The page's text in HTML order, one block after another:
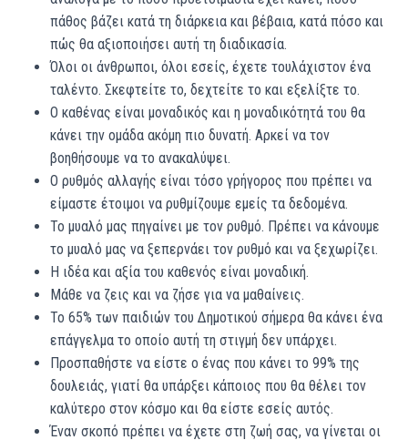
πάθος βάζει κατά τη διάρκεια και βέβαια, κατά πόσο και
πώς θα αξιοποιήσει αυτή τη διαδικασία.
Όλοι οι άνθρωποι, όλοι εσείς, έχετε τουλάχιστον ένα
ταλέντο. Σκεφτείτε το, δεχτείτε το και εξελίξτε το.
Ο καθένας είναι μοναδικός και η μοναδικότητά του θα
κάνει την ομάδα ακόμη πιο δυνατή. Αρκεί να τον
βοηθήσουμε να το ανακαλύψει.
Ο ρυθμός αλλαγής είναι τόσο γρήγορος που πρέπει να
είμαστε έτοιμοι να ρυθμίζουμε εμείς τα δεδομένα.
Το μυαλό μας πηγαίνει με τον ρυθμό. Πρέπει να κάνουμε
το μυαλό μας να ξεπερνάει τον ρυθμό και να ξεχωρίζει.
Η ιδέα και αξία του καθενός είναι μοναδική.
Μάθε να ζεις και να ζήσε για να μαθαίνεις.
Το 65% των παιδιών του Δημοτικού σήμερα θα κάνει ένα
επάγγελμα το οποίο αυτή τη στιγμή δεν υπάρχει.
Προσπαθήστε να είστε ο ένας που κάνει το 99% της
δουλειάς, γιατί θα υπάρξει κάποιος που θα θέλει τον
καλύτερο στον κόσμο και θα είστε εσείς αυτός.
Έναν σκοπό πρέπει να έχετε στη ζωή σας, να γίνεται οι